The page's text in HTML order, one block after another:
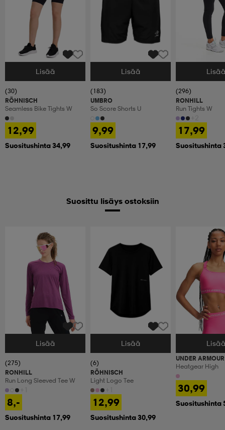
Valitse Koko
Lisää
(30)
RÖHNISCH
Seamless Bike Tights W
12,99
Suositushinta 34,99
Valitse Koko
Lisää
(183)
UMBRO
So Score Shorts U
9,99
Suositushinta 17,99
Valitse Koko
(296)
RONHILL
Run Tights W
17,99
Suositushinta
Suosittu lisäys ostoksiin
Valitse Koko
Lisää
(275)
RONHILL
Run Long Sleeved Tee W
8,-
Suositushinta 17,99
Valitse Koko
Lisää
(6)
RÖHNISCH
Light Logo Tee
12,99
Suositushinta 30,99
Valitse Koko
UNDER ARMOUR
Heatgear High
30,99
Suositushinta